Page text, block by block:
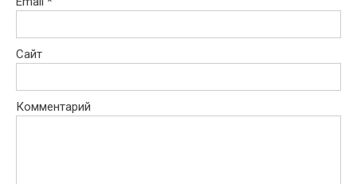
Сайт
Комментарий